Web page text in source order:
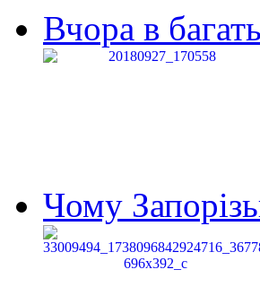
Вчора в
Чому